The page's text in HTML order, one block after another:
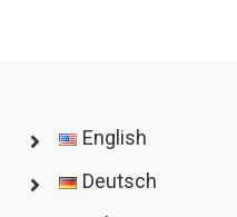
English
Deutsch